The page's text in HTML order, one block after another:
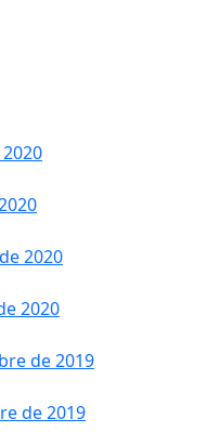
2020
2020
de 2019
de 2019